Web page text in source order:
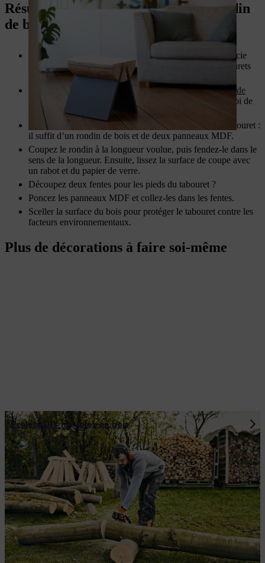
Résumé : créez votre tabouret en rondin
de bois
Choisissez un bois qui correspond à votre goût et s’associe
parfaitement à votre décoration intérieure. De jolis tabourets
peuvent être créés à partir de bois dur ou de bois tendre.
Lorsque vous travaillez, portez toujours unéquipement de
protection individuelle
conformément au mode d’emploi de
votre outil.
Très peu de matériaux sont nécessaires pour créer ce tabouret :
il suffit d’un rondin de bois et de deux panneaux MDF.
Coupez le rondin à la longueur voulue, puis fendez-le dans le
sens de la longueur. Ensuite, lissez la surface de coupe avec
un rabot et du papier de verre.
Découpez deux fentes pour les pieds du tabouret ?
Poncez les panneaux MDF et collez-les dans les fentes.
Sceller la surface du bois pour protéger le tabouret contre les
facteurs environnementaux.
Plus de décorations à faire soi-même
Projets DIY meubles en bois